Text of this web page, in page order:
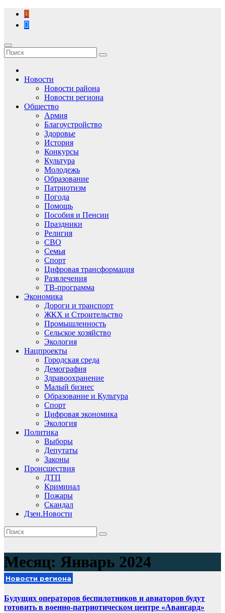
Перейти
содержимому
Новости
Новости района
Новости региона
Общество
Армия
Благоустройство
Здоровье
История
Конкурсы
Культура
Молодежь
Образование
Патриотизм
Погода
Помощь
Пособия и Пенсии
Праздники
Религия
СВО
Семья
Спорт
Цифровая трансформация
Развлечения
ТВ-программа
Экономика
Дороги и транспорт
ЖКХ и Строительство
Промышленность
Сельское хозяйство
Экология
Нацпроекты
Городская среда
Демография
Здравоохранение
Малый бизнес
Образование и Культура
Спорт
Цифровая экономика
Экология
Политика
Выборы
Депутаты
Законы
Происшествия
ДТП
Криминал
Пожары
Скандал
Дзен.Новости
Месяц: Январь 2024
Новости региона
Будущих операторов беспилотников и авиаторов будут
готовить в военно-патриотическом центре «Авангард»